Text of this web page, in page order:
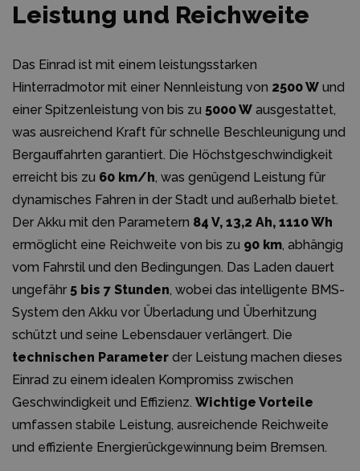
Leistung und Reichweite
Das Einrad ist mit einem leistungsstarken
Hinterradmotor mit einer Nennleistung von 2500 W und
einer Spitzenleistung von bis zu 5000 W ausgestattet,
was ausreichend Kraft für schnelle Beschleunigung und
Bergauffahrten garantiert. Die Höchstgeschwindigkeit
erreicht bis zu 60 km/h, was genügend Leistung für
dynamisches Fahren in der Stadt und außerhalb bietet.
Der Akku mit den Parametern 84 V, 13,2 Ah, 1110 Wh
ermöglicht eine Reichweite von bis zu 90 km, abhängig
vom Fahrstil und den Bedingungen. Das Laden dauert
ungefähr 5 bis 7 Stunden, wobei das intelligente BMS-
System den Akku vor Überladung und Überhitzung
schützt und seine Lebensdauer verlängert. Die
technischen Parameter der Leistung machen dieses
Einrad zu einem idealen Kompromiss zwischen
Geschwindigkeit und Effizienz. Wichtige Vorteile
umfassen stabile Leistung, ausreichende Reichweite
und effiziente Energierückgewinnung beim Bremsen.